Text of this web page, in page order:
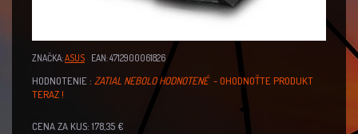
ZNAČKA:ASUS EAN: 4712900061826
HODNOTENIE : ZATIAL NEBOLO HODNOTENÉ - OHODNOŤTE PRODUKT
TERAZ !
CENA ZA KUS: 178,35 €